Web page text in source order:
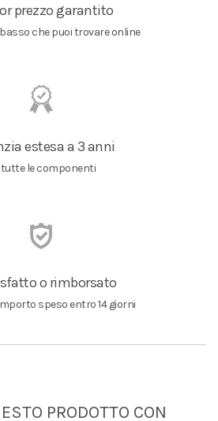
prezzo garantito
che puoi trovare online
estesa a 3 anni
le componenti
o rimborsato
speso entro 14 giorni
PRODOTTO CON